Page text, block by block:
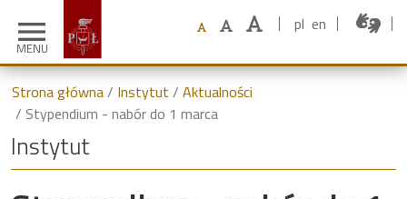
menu
MENU
pl en
Strona główna Instytut
Aktualności
Stypendium - nabór do 1 marca
Instytut